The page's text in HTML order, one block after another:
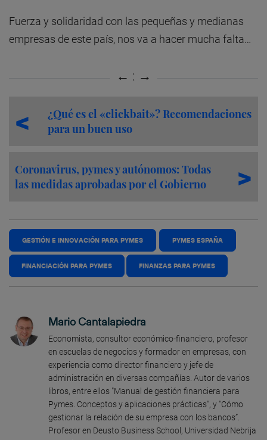
Fuerza y solidaridad con las pequeñas y medianas
empresas de este país, nos va a hacer mucha falta…
¿Qué es el «clickbait»? Recomendaciones
para un buen uso
Coronavirus, pymes y autónomos: Todas
las medidas aprobadas por el Gobierno
GESTIÓN E INNOVACIÓN PARA PYMES PYMES ESPAÑA
FINANCIACIÓN PARA PYMES FINANZAS PARA PYMES
Mario Cantalapiedra
Economista, consultor económico-financiero, profesor
en escuelas de negocios y formador en empresas, con
experiencia como director financiero y jefe de
administración en diversas compañías. Autor de varios
libros, entre ellos "Manual de gestión financiera para
Pymes. Conceptos y aplicaciones prácticas", y "Cómo
gestionar la relación de su empresa con los bancos”.
Profesor en Deusto Business School, Universidad Nebrija